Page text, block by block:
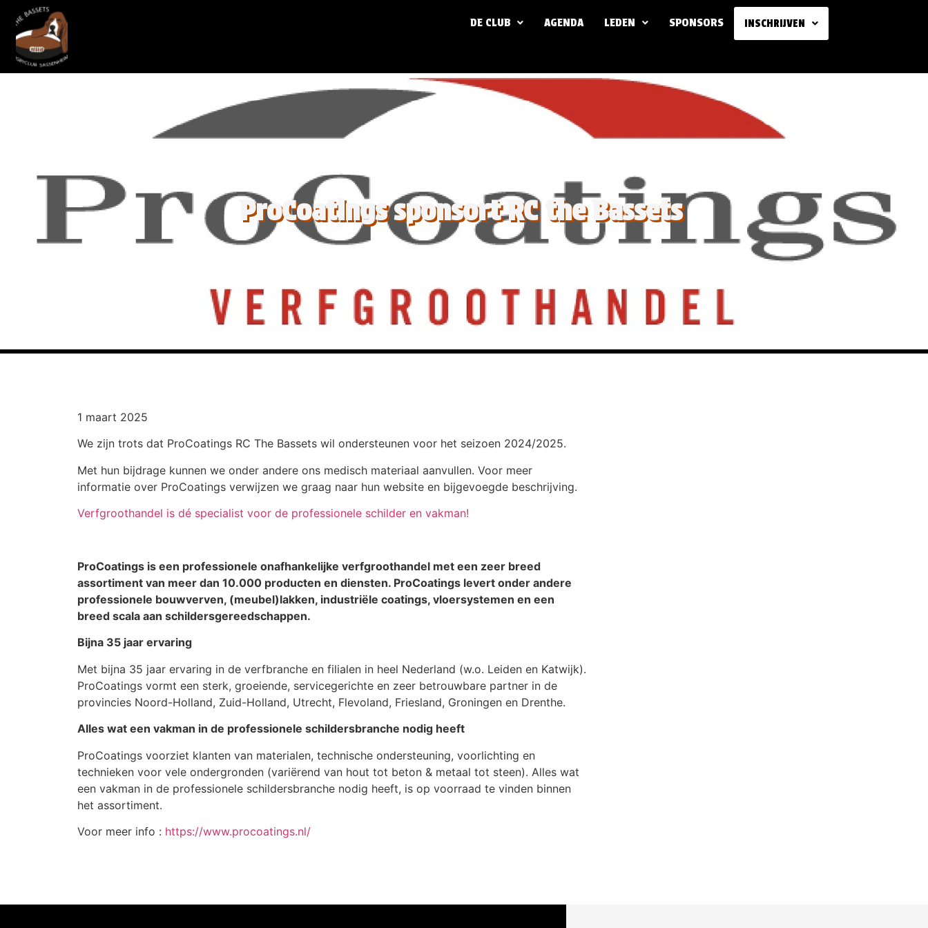
DE CLUB AGENDA LEDEN SPONSORS INSCHRIJVEN
ProCoatings sponsort RC the Bassets
1 maart 2025
We zijn trots dat ProCoatings RC The Bassets wil ondersteunen voor het seizoen 2024/2025.
Met hun bijdrage kunnen we onder andere ons medisch materiaal aanvullen. Voor meer
informatie over ProCoatings verwijzen we graag naar hun website en bijgevoegde beschrijving.
Verfgroothandel is dé specialist voor de professionele schilder en vakman!
ProCoatings is een professionele onafhankelijke verfgroothandel met een zeer breed
assortiment van meer dan 10.000 producten en diensten. ProCoatings levert onder andere
professionele bouwverven, (meubel)lakken, industriële coatings, vloersystemen en een
breed scala aan schildersgereedschappen.
Bijna 35 jaar ervaring
Met bijna 35 jaar ervaring in de verfbranche en filialen in heel Nederland (w.o. Leiden en Katwijk).
ProCoatings vormt een sterk, groeiende, servicegerichte en zeer betrouwbare partner in de
provincies Noord-Holland, Zuid-Holland, Utrecht, Flevoland, Friesland, Groningen en Drenthe.
Alles wat een vakman in de professionele schildersbranche nodig heeft
ProCoatings voorziet klanten van materialen, technische ondersteuning, voorlichting en
technieken voor vele ondergronden (variërend van hout tot beton & metaal tot steen). Alles wat
een vakman in de professionele schildersbranche nodig heeft, is op voorraad te vinden binnen
het assortiment.
Voor meer info : https://www.procoatings.nl/